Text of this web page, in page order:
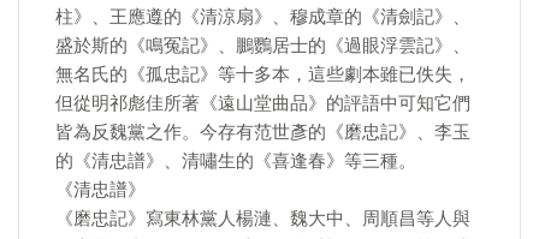
柱》、王應遵的《清涼扇》、穆成章的《清劍記》、
盛於斯的《鳴冤記》、鵬鸚居士的《過眼浮雲記》、
無名氏的《孤忠記》等十多本，這些劇本雖已佚失，
但從明祁彪佳所著《遠山堂曲品》的評語中可知它們
皆為反魏黨之作。今存有范世彥的《磨忠記》、李玉
的《清忠譜》、清嘯生的《喜逢春》等三種。
《清忠譜》
《磨忠記》寫東林黨人楊漣、魏大中、周順昌等人與